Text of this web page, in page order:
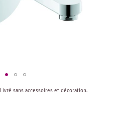
Livré sans accessoires et décoration.